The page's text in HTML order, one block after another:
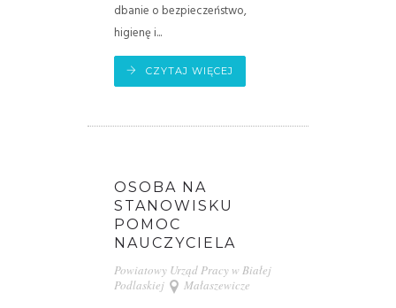
dbanie o bezpieczeństwo,
higienę i...
CZYTAJ WIĘCEJ
OSOBA NA
STANOWISKU
POMOC
NAUCZYCIELA
Powiatowy Urząd Pracy w Białej
Podlaskiej
Małaszewicze